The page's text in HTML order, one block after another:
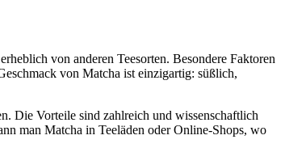
von anderen Teesorten. Besondere Faktoren
von Matcha ist einzigartig: süßlich,
Die Vorteile sind zahlreich und wissenschaftlich
man Matcha in Teeläden oder Online-Shops, wo